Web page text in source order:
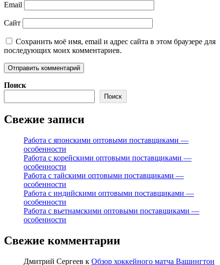
Email
Сайт
Сохранить моё имя, email и адрес сайта в этом браузере для
последующих моих комментариев.
Поиск
Поиск
Свежие записи
Работа с японскими оптовыми поставщиками —
особенности
Работа с корейскими оптовыми поставщиками —
особенности
Работа с тайскими оптовыми поставщиками —
особенности
Работа с индийскими оптовыми поставщиками —
особенности
Работа с вьетнамскими оптовыми поставщиками —
особенности
Свежие комментарии
Дмитрий Сергеев к Обзор хоккейного матча Вашингтон